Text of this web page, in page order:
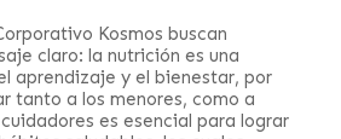
Kosmos buscan
claro: la nutrición es una
aprendizaje y el bienestar, por
tanto a los menores, como a
es esencial para lograr